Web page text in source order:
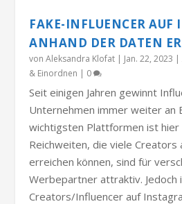
FAKE-INFLUENCER AUF
ANHAND DER DATEN
vonAleksandra Klofat | Jan. 22, 2023 |
& Einordnen | 0
Seit einigen Jahren gewinnt
Unternehmen immer weiter an
wichtigsten Plattformen ist hier
Reichweiten, die viele Creators
erreichen können, sind für
Werbepartner attraktiv. Jedoch
Creators/Influencer auf